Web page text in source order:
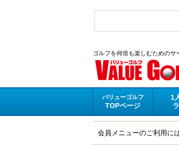
ゴルフを何倍も楽しむためのサ
バリューゴルフ
TOPページ
1
会員メニューのご利用に